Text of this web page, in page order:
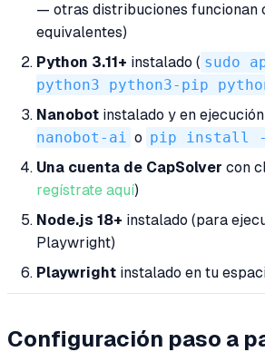
— otras distribuciones funcionan
equivalentes)
Python 3.11+ instalado ( sudo
python3 python3-pip
Nanobot instalado y en
nanobot-ai o pip install
Una cuenta de CapSolver con
regístrate aquí)
Node.js 18+ instalado (para
Playwright)
Playwright instalado en tu
Configuración paso a